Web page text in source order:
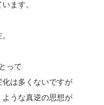
ます。
って
は多くないですが
うな真逆の思想が